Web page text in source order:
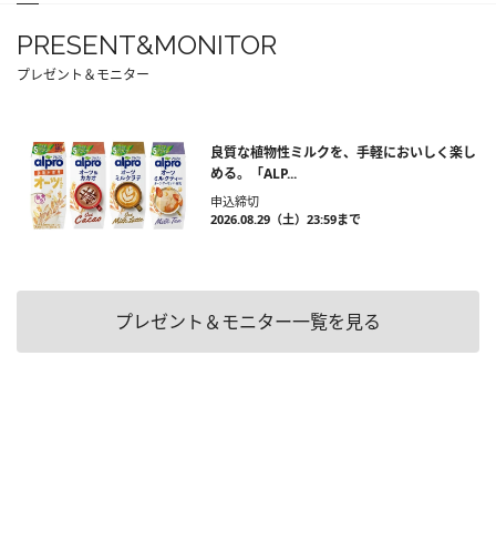
PRESENT&MONITOR
プレゼント＆モニター
良質な植物性ミルクを、手軽においしく楽し
める。「ALP...
申込締切
2026.08.29（土）23:59まで
プレゼント＆モニター一覧を見る